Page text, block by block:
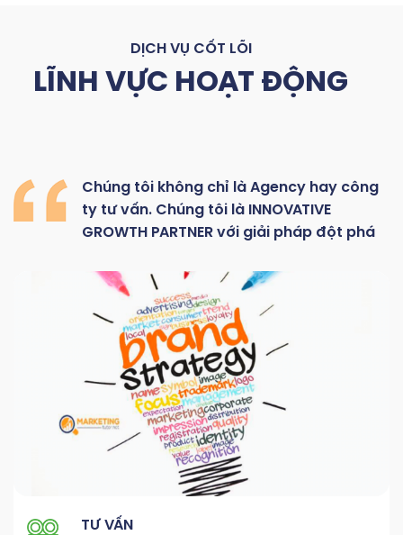
DỊCH VỤ CỐT LÕI
LĨNH VỰC HOẠT ĐỘNG
Chúng tôi không chỉ là Agency hay công
ty tư vấn. Chúng tôi là
INNOVATIVE
GROWTH PARTNER với giải pháp đột phá
TƯ VẤN